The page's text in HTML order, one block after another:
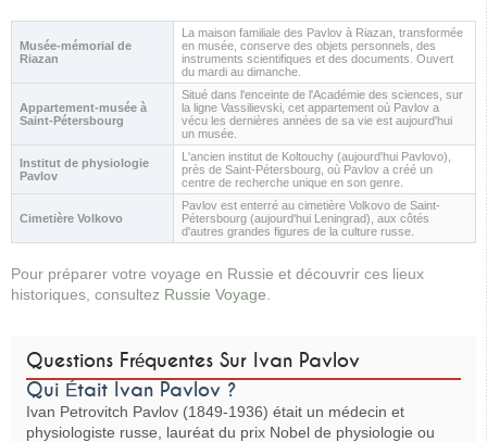
Musée-mémorial de
Riazan
La maison familiale des Pavlov à Riazan, transformée
en musée, conserve des objets personnels, des
instruments scientifiques et des documents. Ouvert
du mardi au dimanche.
Appartement-musée à
Saint-Pétersbourg
Situé dans l'enceinte de l'Académie des sciences, sur
la ligne Vassilievski, cet appartement où Pavlov a
vécu les dernières années de sa vie est aujourd'hui
un musée.
Institut de physiologie
Pavlov
L'ancien institut de Koltouchy (aujourd'hui Pavlovo),
près de Saint-Pétersbourg, où Pavlov a créé un
centre de recherche unique en son genre.
Cimetière Volkovo
Pavlov est enterré au cimetière Volkovo de Saint-
Pétersbourg (aujourd'hui Leningrad), aux côtés
d'autres grandes figures de la culture russe.
Pour préparer votre voyage en Russie et découvrir ces lieux
historiques, consultez Russie Voyage
Questions Fréquentes Sur Ivan Pavlov
Qui Était Ivan Pavlov ?
Ivan Petrovitch Pavlov (1849-1936) était un médecin et
physiologiste russe, lauréat du prix Nobel de physiologie ou